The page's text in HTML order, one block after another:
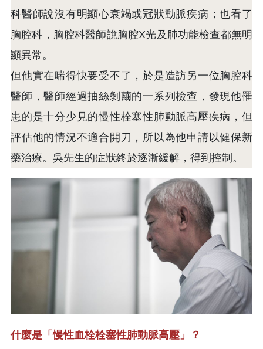
科醫師說沒有明顯心衰竭或冠狀動脈疾病；也看了
胸腔科，胸腔科醫師說胸腔X光及肺功能檢查都無明
顯異常。
但他實在喘得快要受不了，於是造訪另一位胸腔科
醫師，醫師經過抽絲剝繭的一系列檢查，發現他罹
患的是十分少見的慢性栓塞性肺動脈高壓疾病，但
評估他的情況不適合開刀，所以為他申請以健保新
藥治療。吳先生的症狀終於逐漸緩解，得到控制。
什麼是「慢性血栓栓塞性肺動脈高壓」？